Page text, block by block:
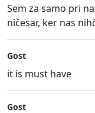
Sem za samo pri
ničesar, ker nas
Gost
it is must have
Gost